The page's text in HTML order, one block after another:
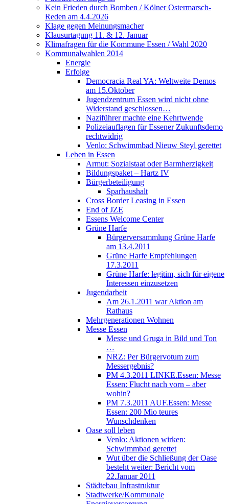
Kein Frieden durch Bomben / Kölner Ostermarsch-
Reden am 4.4.2026
Klage gegen Meinungsmacher
Klausurtagung 11. & 12. Januar
Klimafragen für die Kommune Essen / Wahl 2020
Kommunalwahlen 2014
Energie
Erfolge
Democracia Real YA: Weltweite Demos
am 15.Oktober
Jugendzentrum Essen wird nicht ohne
Widerstand geschlossen…
Naziführer machte eine Kehrtwende
Polizeiauflagen für Essener Zukunftsdemo
rechtwidrig
Venlo: Schwimmbad Nieuw Steyl gerettet
Leben in Essen
Armut: Sozialstaat oder Barmherzigkeit
Bildungspaket – Hartz IV
Bürgerbeteiligung
Sparhaushalt
Cross Border Leasing in Essen
End of JZE
Essens Welcome Center
Grüne Harfe
Bürgerversammlung Grüne Harfe
am 13.4.2011
Grüne Harfe Empfehlungen
17.3.2011
Grüne Harfe: legitim, sich für eigene
Interessen einzusetzen
Jugendarbeit
Am 26.1.2011 war Aktion am
Rathaus
Mehrgenerationen Wohnen
Messe Essen
Messe und Gruga in Bild und Ton
…
NRZ: Per Bürgervotum zum
Messergebnis?
PM 4.3.2011 LINKE.Essen: Messe
Essen: Flucht nach vorn – aber
wohin?
PM 7.3.2011 AUF.Essen: Messe
Essen: 200 Mio teures
Wunschdenken
Oase soll leben
Venlo: Aktionen wirken:
Schwimmbad gerettet
Wut über die Schließung der Oase
besteht weiter: Bericht vom
22.Januar 2011
Städtebau Infrastruktur
Stadtwerke/Kommunale